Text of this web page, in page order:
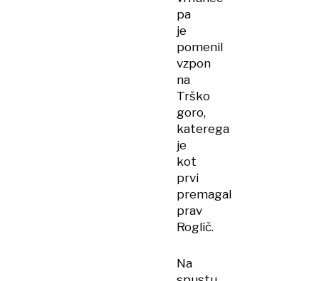
pa
je
pomenil
vzpon
na
Trško
goro,
katerega
je
kot
prvi
premagal
prav
Roglič.
Na